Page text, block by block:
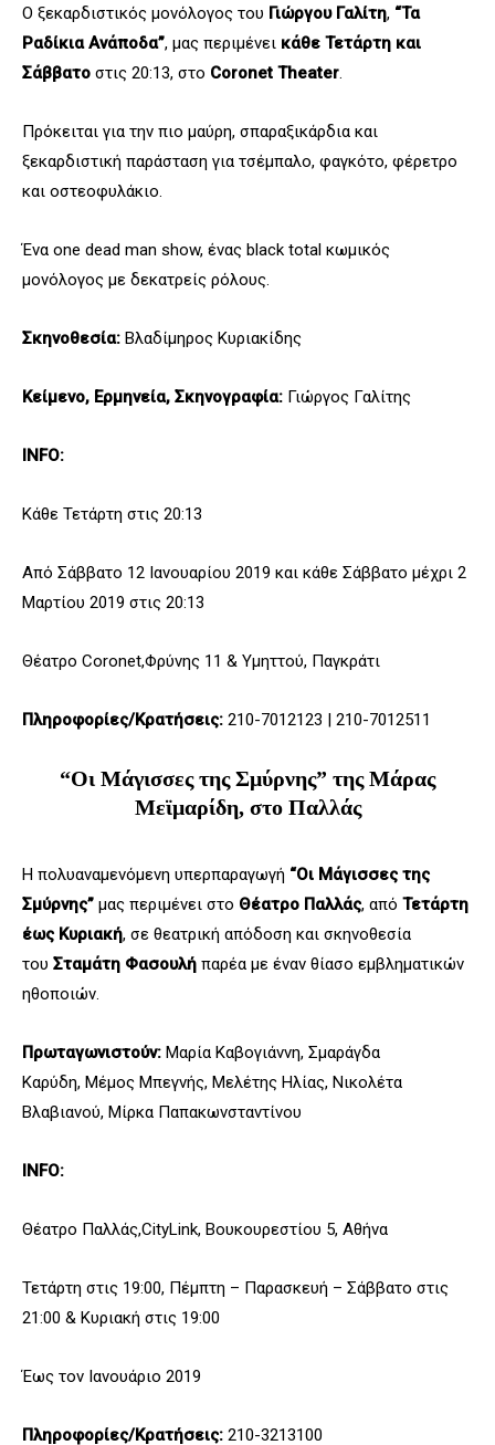
Ο ξεκαρδιστικός μονόλογος του Γιώργου Γαλίτη, “Τα
Ραδίκια Ανάποδα”, μας περιμένει κάθε Τετάρτη και
Σάββατο στις 20:13, στο Coronet Theater.
Πρόκειται για την πιο μαύρη, σπαραξικάρδια και
ξεκαρδιστική παράσταση για τσέμπαλο, φαγκότο, φέρετρο
και οστεοφυλάκιο.
Ένα one dead man show, ένας black total κωμικός
μονόλογος με δεκατρείς ρόλους.
Σκηνοθεσία: Βλαδίμηρος Κυριακίδης
Κείμενο, Ερμηνεία, Σκηνογραφία: Γιώργος Γαλίτης
INFO:
Kάθε Τετάρτη στις 20:13
Από Σάββατο 12 Ιανουαρίου 2019 και κάθε Σάββατο μέχρι 2
Μαρτίου 2019 στις 20:13
Θέατρο Coronet,Φρύνης 11 & Υµηττού, Παγκράτι
Πληροφορίες/Κρατήσεις: 210-7012123 | 210-7012511
“Οι Μάγισσες της Σμύρνης” της Μάρας
Μεϊμαρίδη, στο Παλλάς
H πολυαναμενόμενη υπερπαραγωγή “Οι Μάγισσες της
Σμύρνης” μας περιμένει στο Θέατρο Παλλάς, από Τετάρτη
έως Κυριακή, σε θεατρική απόδοση και σκηνοθεσία
του Σταμάτη Φασουλή παρέα με έναν θίασο εμβληματικών
ηθοποιών.
Πρωταγωνιστούν: Μαρία Καβογιάννη, Σμαράγδα
Καρύδη, Μέμος Μπεγνής, Μελέτης Ηλίας, Νικολέτα
Βλαβιανού, Μίρκα Παπακωνσταντίνου
INFO:
Θέατρο Παλλάς,CityLink, Βουκουρεστίου 5, Αθήνα
Τετάρτη στις 19:00, Πέμπτη – Παρασκευή – Σάββατο στις
21:00 & Κυριακή στις 19:00
Έως τον Ιανουάριο 2019
Πληροφορίες/Κρατήσεις: 210-3213100